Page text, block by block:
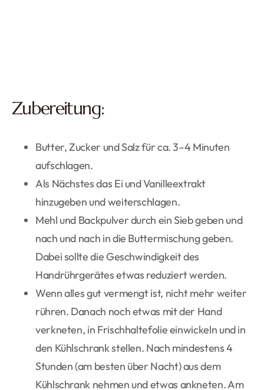
Zubereitung:
Butter, Zucker und Salz für ca. 3–4 Minuten
aufschlagen.
Als Nächstes das Ei und Vanilleextrakt
hinzugeben und weiterschlagen.
Mehl und Backpulver durch ein Sieb geben und
nach und nach in die Buttermischung geben.
Dabei sollte die Geschwindigkeit des
Handrührgerätes etwas reduziert werden.
Wenn alles gut vermengt ist, nicht mehr weiter
rühren. Danach noch etwas mit der Hand
verkneten, in Frischhaltefolie einwickeln und in
den Kühlschrank stellen. Nach mindestens 4
Stunden (am besten über Nacht) aus dem
Kühlschrank nehmen und etwas ankneten. Am